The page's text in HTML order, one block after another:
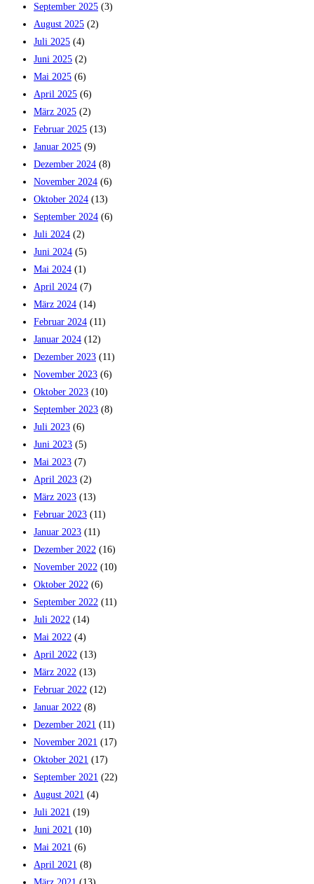
September 2025 (3)
August 2025 (2)
Juli 2025 (4)
Juni 2025 (2)
Mai 2025 (6)
April 2025 (6)
März 2025 (2)
Februar 2025 (13)
Januar 2025 (9)
Dezember 2024 (8)
November 2024 (6)
Oktober 2024 (13)
September 2024 (6)
Juli 2024 (2)
Juni 2024 (5)
Mai 2024 (1)
April 2024 (7)
März 2024 (14)
Februar 2024 (11)
Januar 2024 (12)
Dezember 2023 (11)
November 2023 (6)
Oktober 2023 (10)
September 2023 (8)
Juli 2023 (6)
Juni 2023 (5)
Mai 2023 (7)
April 2023 (2)
März 2023 (13)
Februar 2023 (11)
Januar 2023 (11)
Dezember 2022 (16)
November 2022 (10)
Oktober 2022 (6)
September 2022 (11)
Juli 2022 (14)
Mai 2022 (4)
April 2022 (13)
März 2022 (13)
Februar 2022 (12)
Januar 2022 (8)
Dezember 2021 (11)
November 2021 (17)
Oktober 2021 (17)
September 2021 (22)
August 2021 (4)
Juli 2021 (19)
Juni 2021 (10)
Mai 2021 (6)
April 2021 (8)